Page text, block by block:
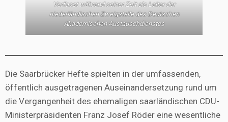
Verfasst während seiner Zeit als Leiter der
niederländischen Zweigstelle des Deutschen
Akademischen Austauschdienstes
Die Saarbrücker Hefte spielten in der umfassenden,
öffentlich ausgetragenen Auseinandersetzung rund um
die Vergangenheit des ehemaligen saarländischen CDU-
Ministerpräsidenten Franz Josef Röder eine wesentliche